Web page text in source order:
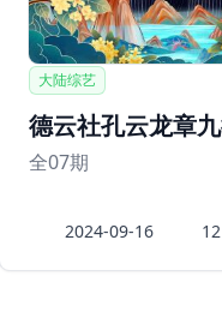
大陆综艺
全07期
2024-09-16 12